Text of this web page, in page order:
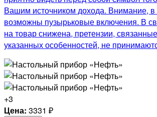
Вашим источником дохода. Внимание, в
возможны пузырьковые включения. В
на товар снижена, претензии,
указанных особенностей, не
+3
Цена: 3331 ₽